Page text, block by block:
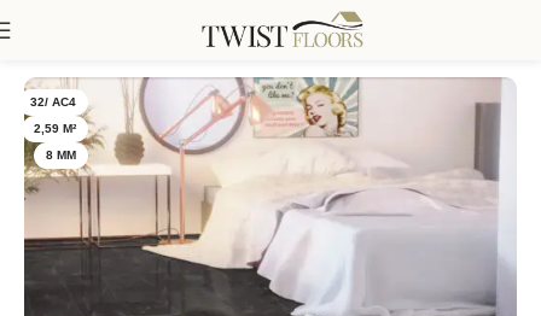
Falquon Blue Line Stone
32/ AC4
2,59 M²
8 MM